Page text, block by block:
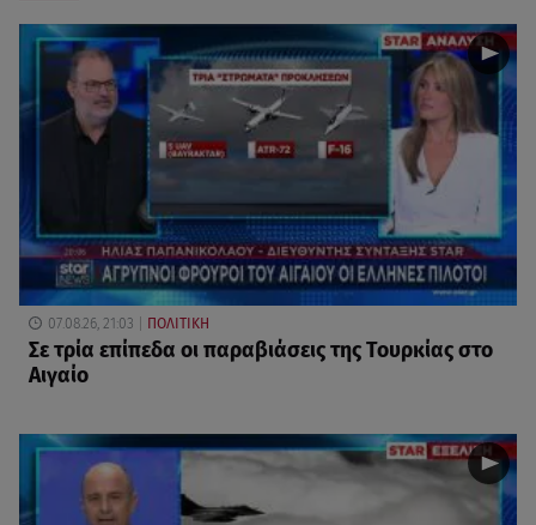
07.08.26, 21:03 ΠΟΛΙΤΙΚΗ
Σε τρία επίπεδα οι παραβιάσεις της Τουρκίας στο
Αιγαίο